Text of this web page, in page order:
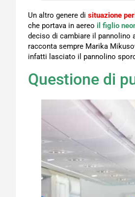
Un altro genere di situazione
che portava in aereo il figlio
deciso di cambiare il pannolino
racconta sempre Marika
infatti lasciato il pannolino
Questione di